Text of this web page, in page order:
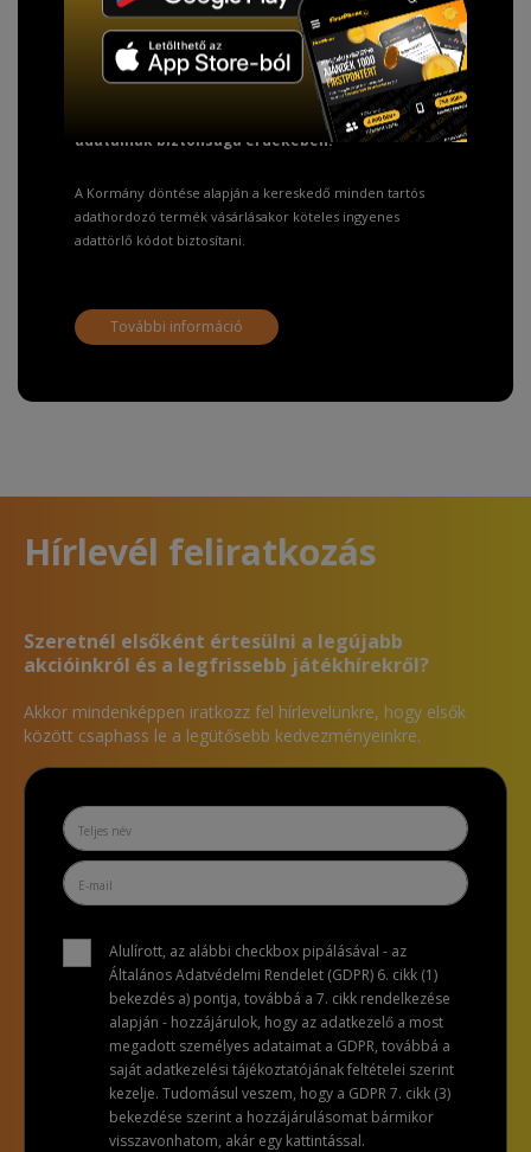
TISZTELT VÁSÁRLÓNK!
Fizetésnél kérje az ingyenes adattörlő kódot
adatainak biztonsága érdekében!
A Kormány döntése alapján a kereskedő minden tartós
adathordozó termék vásárlásakor köteles ingyenes
adattörlő kódot biztosítani.
További információ
Hírlevél feliratkozás
Szeretnél elsőként értesülni a legújabb
akcióinkról és a legfrissebb játékhírekről?
Akkor mindenképpen iratkozz fel hírlevelünkre, hogy elsők
között csaphass le a legütősebb kedvezményeinkre.
Alulírott, az alábbi checkbox pipálásával - az
Általános Adatvédelmi Rendelet (GDPR) 6. cikk (1)
bekezdés a) pontja, továbbá a 7. cikk rendelkezése
alapján - hozzájárulok, hogy az adatkezelő a most
megadott személyes adataimat a GDPR, továbbá a
saját adatkezelési tájékoztatójának feltételei szerint
kezelje. Tudomásul veszem, hogy a GDPR 7. cikk (3)
bekezdése szerint a hozzájárulásomat bármikor
visszavonhatom, akár egy kattintással.